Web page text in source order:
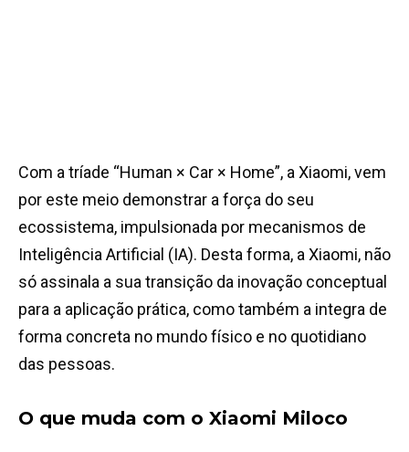
Com a tríade “Human × Car × Home”, a Xiaomi, vem
por este meio demonstrar a força do seu
ecossistema, impulsionada por mecanismos de
Inteligência Artificial (IA). Desta forma, a Xiaomi, não
só assinala a sua transição da inovação conceptual
para a aplicação prática, como também a integra de
forma concreta no mundo físico e no quotidiano
das pessoas.
O que muda com o Xiaomi Miloco